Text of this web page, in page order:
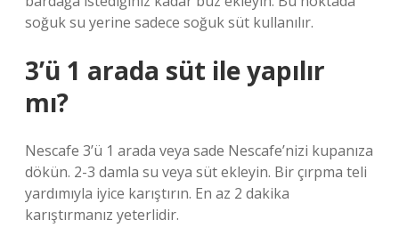
soğuk su yerine sadece soğuk süt kullanılır.
3’ü 1 arada süt ile yapılır
mı?
Nescafe 3’ü 1 arada veya sade Nescafe’nizi kupanıza
dökün. 2-3 damla su veya süt ekleyin. Bir çırpma teli
yardımıyla iyice karıştırın. En az 2 dakika
karıştırmanız yeterlidir.